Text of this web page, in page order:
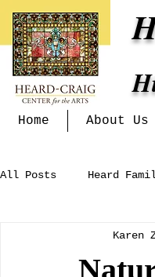
Home About Us
All Posts Heard
Heritage Alliance
Karen